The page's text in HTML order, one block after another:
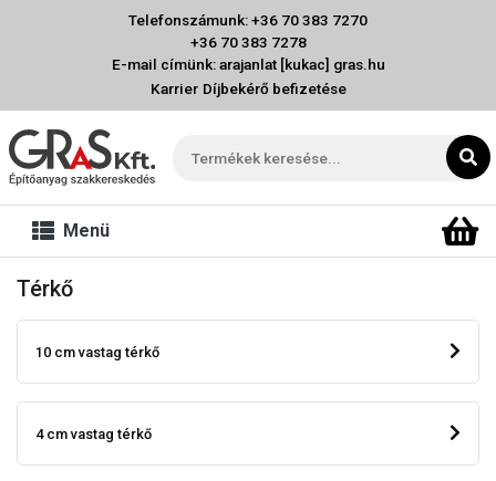
Telefonszámunk: +36 70 383 7270
+36 70 383 7278
E-mail címünk: arajanlat [kukac] gras.hu
Karrier Díjbekérő befizetése
Menü
Térkő
10 cm vastag térkő
4 cm vastag térkő